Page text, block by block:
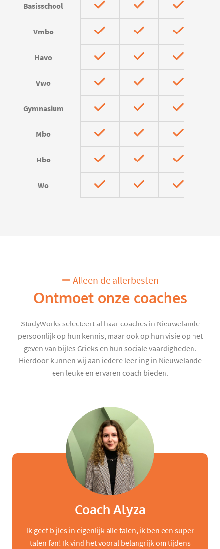
Basisschool
Vmbo
Havo
Vwo
Gymnasium
Mbo
Hbo
Wo
Alleen de allerbesten
Ontmoet onze coaches
StudyWorks selecteert al haar coaches in Nieuwelande
persoonlijk op hun kennis, maar ook op hun visie op het
geven van bijles Grieks en hun sociale vaardigheden.
Hierdoor kunnen wij aan iedere leerling in Nieuwelande
een leuke en ervaren coach bieden.
Coach Alyza
Ik geef bijles in eigenlijk alle talen, ik ben een super
talen fan! Ik vind het vooral belangrijk om tijdens